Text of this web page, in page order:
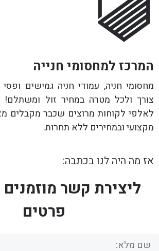
המרכז למחסומי חנייה
מחסומי חניה, עמודי חניה גמישים
צורך ולכל מטרה במחיר זול
לאלפי לקוחות מרוצים שכבר מקבלים
מקצועי ובמחירים ללא תחרות.
אז מה היה לנו בכתבה:
ליצירת קשר
פרטים